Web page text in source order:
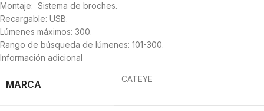
Montaje: Sistema de broches.
Recargable: USB.
Lúmenes máximos: 300.
Rango de búsqueda de lúmenes: 101-300.
Información adicional
MARCA CATEYE